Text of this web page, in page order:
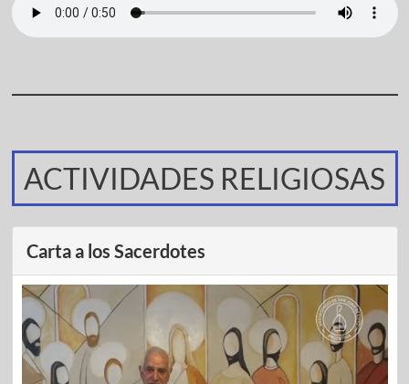
ACTIVIDADES RELIGIOSAS
Carta a los Sacerdotes